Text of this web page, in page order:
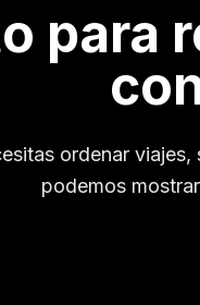
para
ordenar
podemos